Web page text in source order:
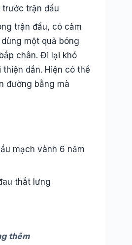
trước trận đấu
trận đấu, có cảm
một quả bóng
chân. Đi lại khó
dần. Hiện có thể
đường bằng mà
mạch vành 6 năm
thắt lưng
thêm